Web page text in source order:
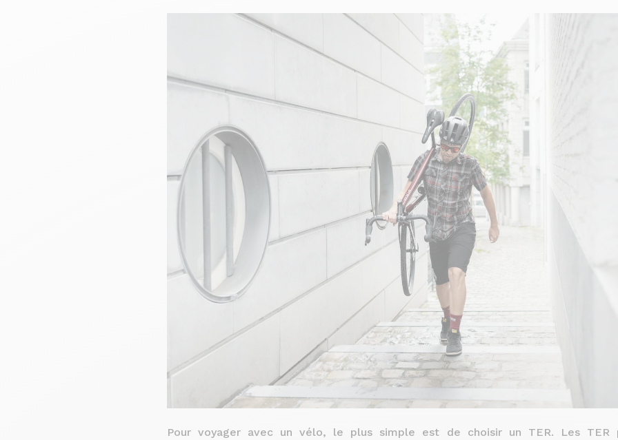
Pour voyager avec un vélo, le plus simple est de choisir un TER. Les TER